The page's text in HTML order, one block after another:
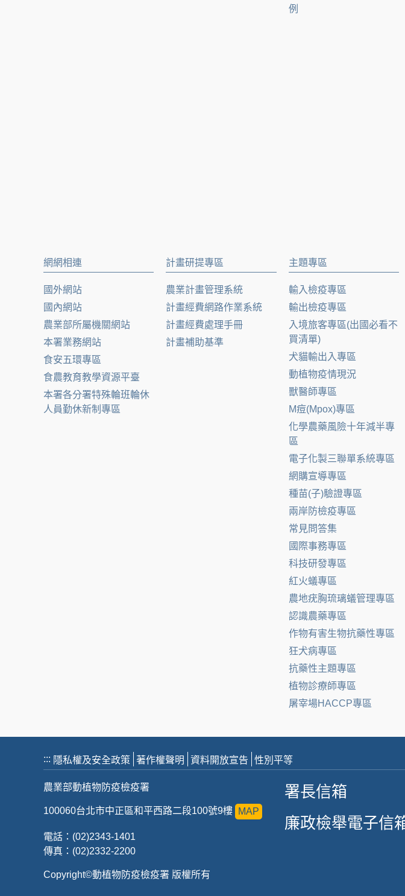
例
網網相連
國外網站
國內網站
農業部所屬機關網站
本署業務網站
食安五環專區
食農教育教學資源平臺
本署各分署特殊輪班輪休
人員勤休新制專區
計畫研提專區
農業計畫管理系統
計畫經費網路作業系統
計畫經費處理手冊
計畫補助基準
主題專區
輸入檢疫專區
輸出檢疫專區
入境旅客專區(出國必看不
買清單)
犬貓輸出入專區
動植物疫情現況
獸醫師專區
M痘(Mpox)專區
化學農藥風險十年減半專
區
電子化製三聯單系統專區
網購宣導專區
種苗(子)驗證專區
兩岸防檢疫專區
常見問答集
國際事務專區
科技研發專區
紅火蟻專區
農地疣胸琉璃蟻管理專區
認識農藥專區
作物有害生物抗藥性專區
狂犬病專區
抗藥性主題專區
植物診療師專區
屠宰場HACCP專區
::: 隱私權及安全政策 著作權聲明 資料開放宣告 性別平等
農業部動植物防疫檢疫署
100060台北市中正區和平西路二段100號9樓 MAP
電話：(02)2343-1401
傳真：(02)2332-2200
Copyright©動植物防疫檢疫署 版權所有
署長信箱
廉政檢舉電子信